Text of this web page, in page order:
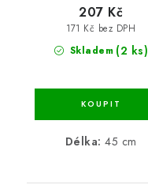
Skladem (2 ks)
171 Kč bez DPH
207 Kč
Délka: 45 cm